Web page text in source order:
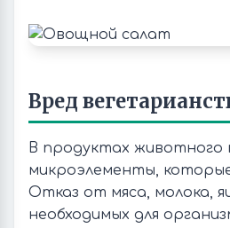
Вред
В продуктах животного
микроэлементы,
Отказ от мяса, молока,
необходимых для